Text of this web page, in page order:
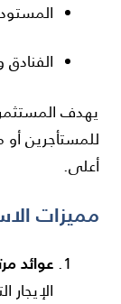
يهدف
للمستأجرين أو
أعلى.
مميزات
عوائد
الإيجار